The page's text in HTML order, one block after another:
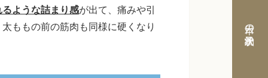
本日の予約状況
ような詰まり感が出て、痛みや引
ももの前の筋肉も同様に硬くなり